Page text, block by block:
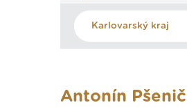
Antonín